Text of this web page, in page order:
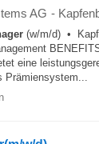
AG -
(w/m/d) •
eine
Prämiensystem...